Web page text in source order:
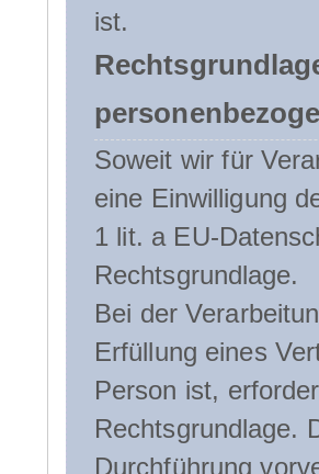
ist.
Soweit wir für
eine Einwilligung
1 lit. a EU-
Rechtsgrundlage.
Bei der
Erfüllung eines
Person ist,
Rechtsgrundlage.
Durchführung